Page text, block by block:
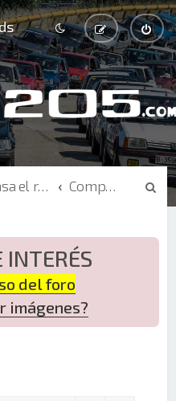
Pasa el rato Competición
B
del foro
imágenes?